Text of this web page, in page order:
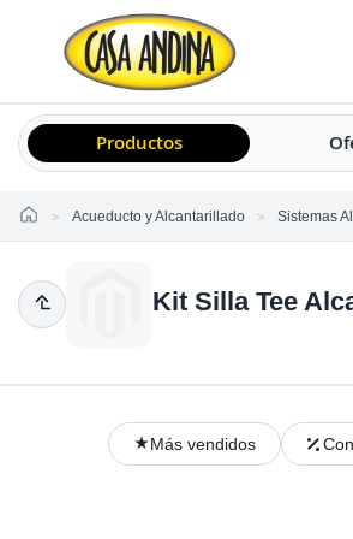
Productos
HomeAcueducto y Alcantarillado Sistemas
Kit Silla Tee
Más vendidos